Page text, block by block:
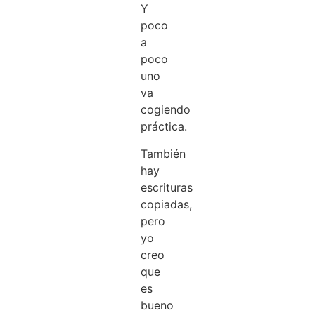
Y
poco
a
poco
uno
va
cogiendo
práctica.
También
hay
escrituras
copiadas,
pero
yo
creo
que
es
bueno